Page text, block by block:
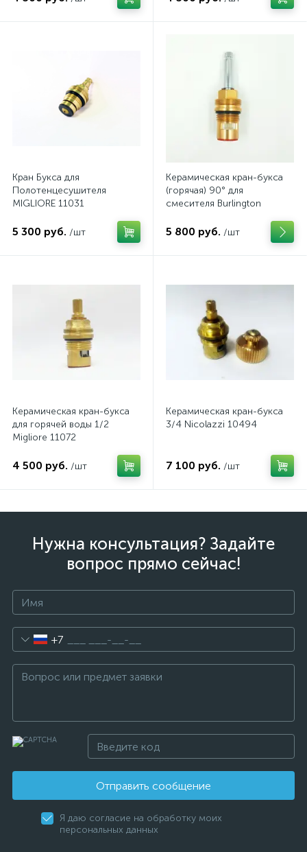
Кран Букса для
Полотенцесушителя
MIGLIORE 11031
5 300 руб. /шт
Керамическая кран-букса
(горячая) 90° для
смесителя Burlington
5 800 руб. /шт
Керамическая кран-букса
для горячей воды 1/2
Migliore 11072
4 500 руб. /шт
Керамическая кран-букса
3/4 Nicolazzi 10494
7 100 руб. /шт
Нужна консультация? Задайте
вопрос прямо сейчас!
+7
Отправить сообщение
Я даю согласие на обработку моих
персональных данных